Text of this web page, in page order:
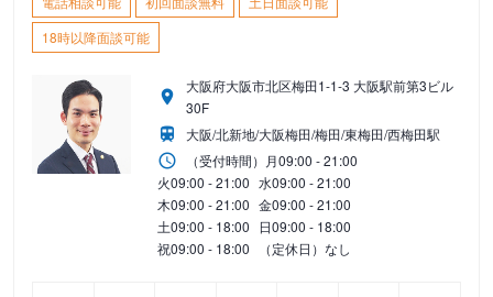
18時以降面談可能
大阪府大阪市北区梅田1-1-3 大阪駅前第3ビル
30F
大阪/北新地/大阪梅田/梅田/東梅田/西梅田駅
（受付時間） 月09:00 - 21:00
火09:00 - 21:00 水09:00 - 21:00
木09:00 - 21:00 金09:00 - 21:00
土09:00 - 18:00 日09:00 - 18:00
祝09:00 - 18:00 （定休日）なし